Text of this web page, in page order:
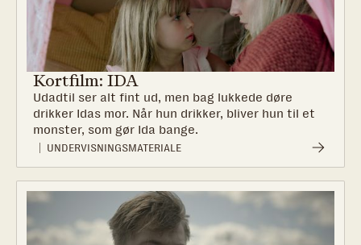
Kortfilm: IDA
Udadtil ser alt fint ud, men bag lukkede døre
drikker Idas mor. Når hun drikker, bliver hun til et
monster, som gør Ida bange.
UNDERVISNINGSMATERIALE